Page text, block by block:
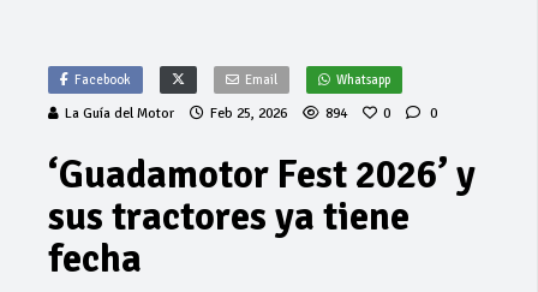
Facebook Email Whatsapp
La Guía del Motor Feb 25, 2026 894 0 0
‘Guadamotor Fest 2026’ y
sus tractores ya tiene
fecha